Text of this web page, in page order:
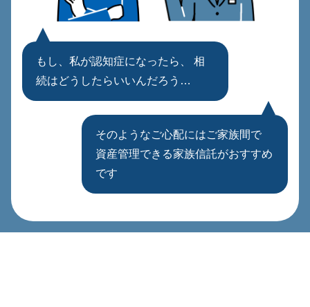
もし、私が認知症になったら、
相
続はどうしたらいいんだろう…
そのようなご心配にはご家族間で
資産管理できる家族信託がおすすめ
です